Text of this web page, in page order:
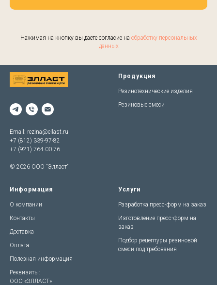
Нажимая на кнопку вы даете согласие на обработку персональных
данных
Email: rezina@ellast.ru
+7 (812) 339-97-82
+7 (921) 764-00-76
© 2026 ООО "Элласт"
Продукция
Резинотехнические изделия
Резиновые смеси
Информация
О компании
Контакты
Доставка
Оплата
Полезная информация
Реквизиты:
OOO «ЭЛЛАСТ»
Услуги
Разработка пресс-форм на заказ
Изготовление пресс-форм на
заказ
Подбор рецептуры резиновой
смеси под требования